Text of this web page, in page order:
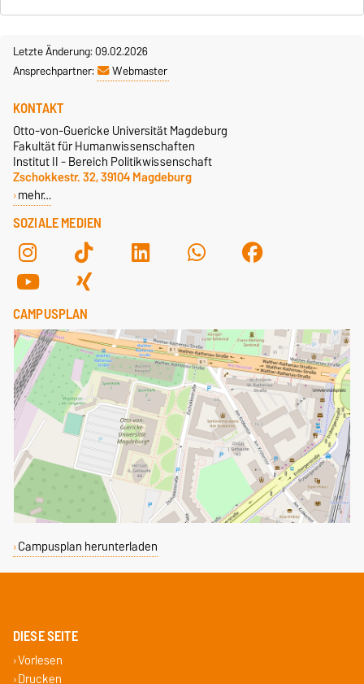
Letzte Änderung: 09.02.2026
Ansprechpartner:
Webmaster
SOZIALE MEDIEN
KONTAKT
Otto-von-Guericke Universität Magdeburg
Fakultät für Humanwissenschaften
Institut II - Bereich Politikwissenschaft
Zschokkestr. 32, 39104 Magdeburg
mehr…
CAMPUSPLAN
Campusplan herunterladen
DIESE SEITE
Vorlesen
Drucken